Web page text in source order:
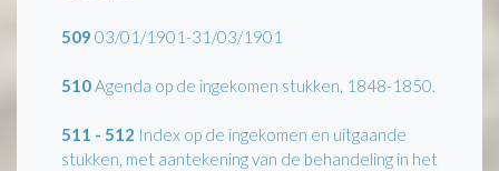
509 03/01/1901-31/03/1901
510Agenda op de ingekomen stukken, 1848-1850.
511 - 512 Index op de ingekomen en uitgaande
stukken, met aantekening van de behandeling in het